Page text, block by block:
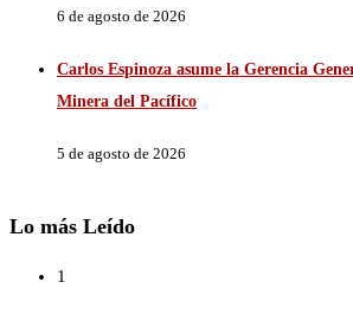
6 de agosto de 2026
Carlos Espinoza asume la Gerencia
Minera del Pacífico
5 de agosto de 2026
Lo más Leído
1